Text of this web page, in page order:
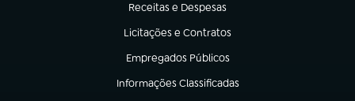
Receitas e Despesas
(abre em nova aba)
Licitações e Contratos
(abre em nova aba)
Empregados Públicos
(abre em nova aba)
Informações Classificadas
(abre em nova aba)